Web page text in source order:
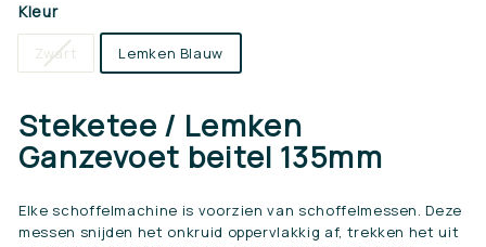
Kleur
Zwart Lemken Blauw
Steketee / Lemken
Ganzevoet beitel 135mm
Elke schoffelmachine is voorzien van schoffelmessen. Deze
messen snijden het onkruid oppervlakkig af, trekken het uit